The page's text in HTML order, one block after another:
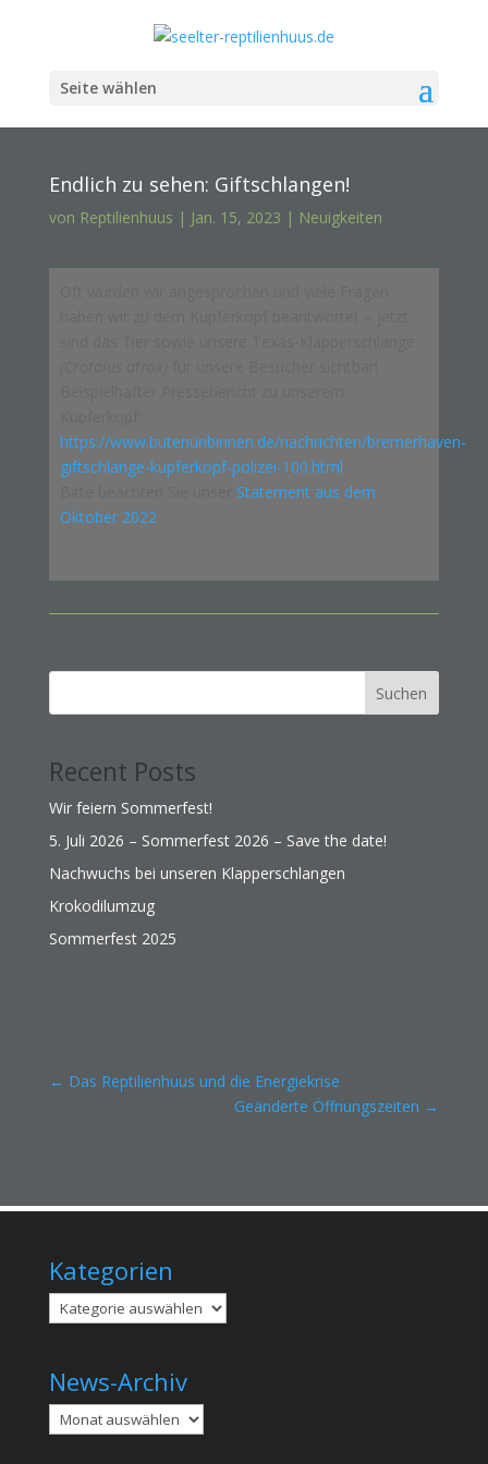
Seite wählen
Endlich zu sehen: Giftschlangen!
von Reptilienhuus | Jan. 15, 2023 | Neuigkeiten
https://www.butenunbinnen.de/nachrichten/bremerhaven-
giftschlange-kupferkopf-polizei-100.html
Statement aus dem
Oktober 2022.
Suchen
Recent Posts
Wir feiern Sommerfest!
5. Juli 2026 – Sommerfest 2026 – Save the date!
Nachwuchs bei unseren Klapperschlangen
Krokodilumzug
Sommerfest 2025
← Das Reptilienhuus und die Energiekrise
Geänderte Öffnungszeiten →
Kategorien
Kategorien
News-Archiv
Archiv